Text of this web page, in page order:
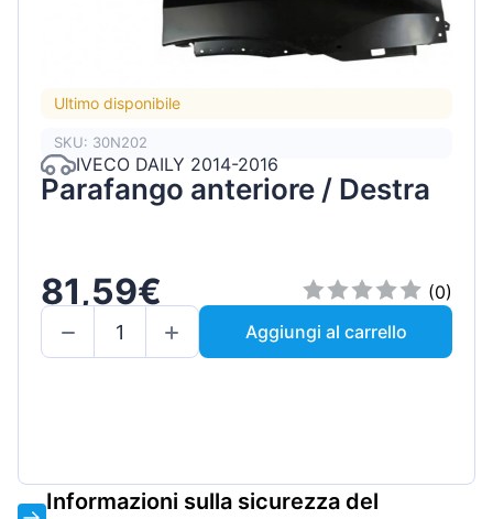
Ultimo disponibile
SKU: 30N202
IVECO DAILY 2014-2016
Parafango anteriore / Destra
81,59€
(0)
Aggiungi al carrello
Informazioni sulla sicurezza del